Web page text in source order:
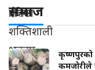
समाज
कृष्णपुरको
कमजोरीले